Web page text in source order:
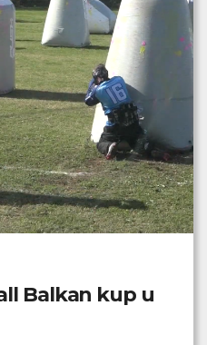
Balkan kup u